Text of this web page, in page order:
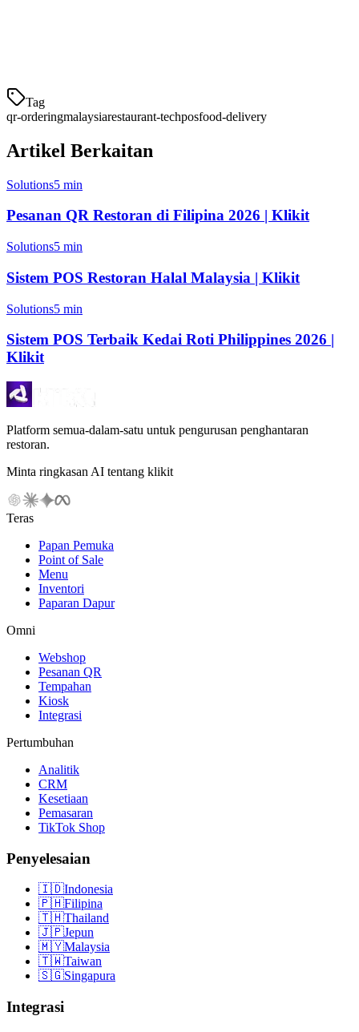
Tag
qr-orderingmalaysiarestaurant-techposfood-delivery
Artikel Berkaitan
Solutions5 min
Pesanan QR Restoran di Filipina 2026 | Klikit
Solutions5 min
Sistem POS Restoran Halal Malaysia | Klikit
Solutions5 min
Sistem POS Terbaik Kedai Roti Philippines 2026 |
Klikit
Platform semua-dalam-satu untuk pengurusan penghantaran
restoran.
Minta ringkasan AI tentang klikit
Teras
Papan Pemuka
Point of Sale
Menu
Inventori
Paparan Dapur
Omni
Webshop
Pesanan QR
Tempahan
Kiosk
Integrasi
Pertumbuhan
Analitik
CRM
Kesetiaan
Pemasaran
TikTok Shop
Penyelesaian
🇮🇩Indonesia
🇵🇭Filipina
🇹🇭Thailand
🇯🇵Jepun
🇲🇾Malaysia
🇹🇼Taiwan
🇸🇬Singapura
Integrasi